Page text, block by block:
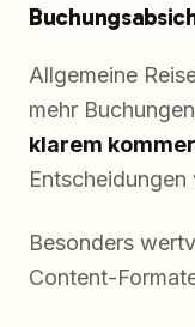
Allgemeine
mehr
klarem
Entscheidungen
Besonders
Content-